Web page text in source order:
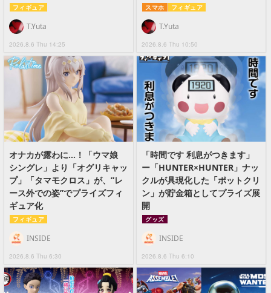
フィギュア
2026.8.6 Thu 14:25
T.Yuta
スマホ フィギュア
2026.8.6 Thu 10:50
T.Yuta
オナカが露わに…！「ウマ娘
シングレ」より「オグリキャッ
プ」「タマモクロス」が、”レ
ース外での姿”でプライズフィ
ギュア化
フィギュア
2026.8.6 Thu 6:30
INSIDE
「時間です 利息がつきます」
ー「HUNTER×HUNTER」ナッ
クルが具現化した「ポットクリ
ン」が貯金箱としてプライズ展
開
グッズ
2026.8.6 Thu 6:10
INSIDE